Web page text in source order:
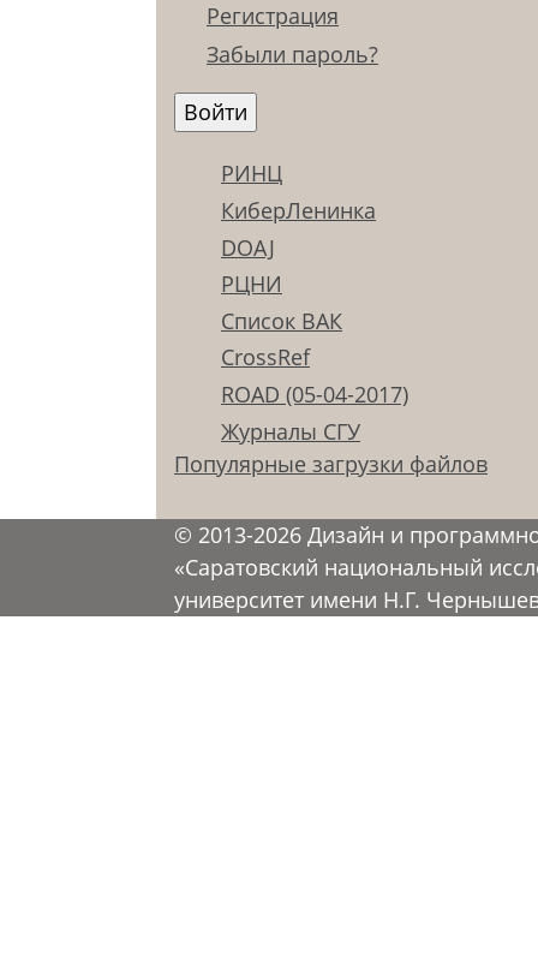
Регистрация
Забыли пароль?
РИНЦ
КиберЛенинка
DOAJ
РЦНИ
Список ВАК
CrossRef
ROAD (05-04-2017)
Журналы СГУ
Популярные загрузки файлов
© 2013-2026 Дизайн и
«Саратовский национальный
университет имени Н.Г.